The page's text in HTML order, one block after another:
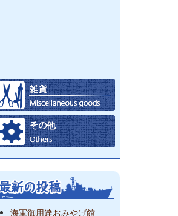
海軍御用達おみやげ館